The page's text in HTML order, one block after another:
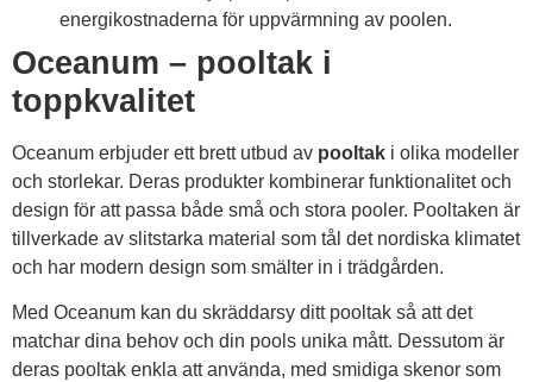
energikostnaderna för uppvärmning av poolen.
Oceanum – pooltak i
toppkvalitet
Oceanum erbjuder ett brett utbud av pooltak i olika modeller
och storlekar. Deras produkter kombinerar funktionalitet och
design för att passa både små och stora pooler. Pooltaken är
tillverkade av slitstarka material som tål det nordiska klimatet
och har modern design som smälter in i trädgården.
Med Oceanum kan du skräddarsy ditt pooltak så att det
matchar dina behov och din pools unika mått. Dessutom är
deras pooltak enkla att använda, med smidiga skenor som